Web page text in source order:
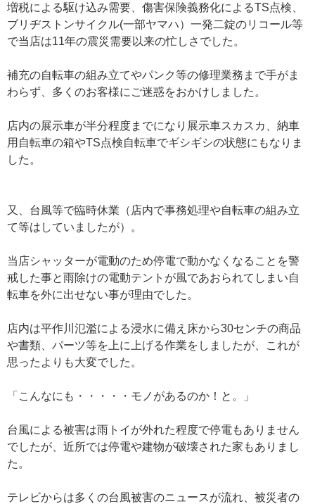
増税による駆け込み需要、傷害保険義務化によるTS点検、
ブリヂストンサイクル(一部ヤマハ）一発二錠のリコール等
で当店は11年の震災需要以来の忙しさでした。
補充の自転車の組み立てやパンク等の修理業務まで手がま
わらず、多くのお客様にご迷惑をおかけしました。
店内の展示車が半分程度までになり展示車スカスカ、納車
用自転車の箱やTS点検自転車でギシギシの状態にもなりま
した。
又、台風等で臨時休業（店内で事務処理や自転車の組み立
て等はしていましたが）。
当店シャッターが電動のため停電で動かなくなることを警
戒した事と雨除けの電動テントが風であおられてしまい自
転車を外に出せない事が理由でした。
店内は平作川氾濫による浸水に備え床から30センチの商品
や書類、パーツ等を上に上げる作業をしましたが、これが
思ったよりも大変でした。
「こんなにも・・・・・モノがあるのか！と。」
台風による被害は雨トイが外れた程度で停電もありません
でしたが、近所では停電や建物が破壊された家もありまし
た。
テレビからは多くの台風被害のニュースが流れ、被災者の